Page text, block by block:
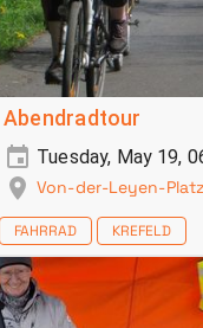
Abendradtour
Tuesday, May 19,
Von-der-Leyen-
FAHRRAD KREFELD